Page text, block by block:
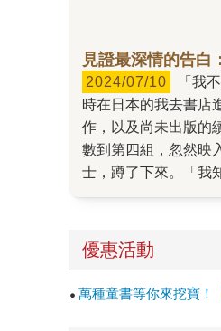
見證最深情的告白
2024/07/10
時在日本的我去書店
作，以及尚未出版的
數到第四組，忽然映
士，蹲了下來。「我
你》。 「永遠陪著
愛，卻口拙無法說出
珍貴的寶藏。」 「我
優惠活動
萬種童書等你來挖寶！